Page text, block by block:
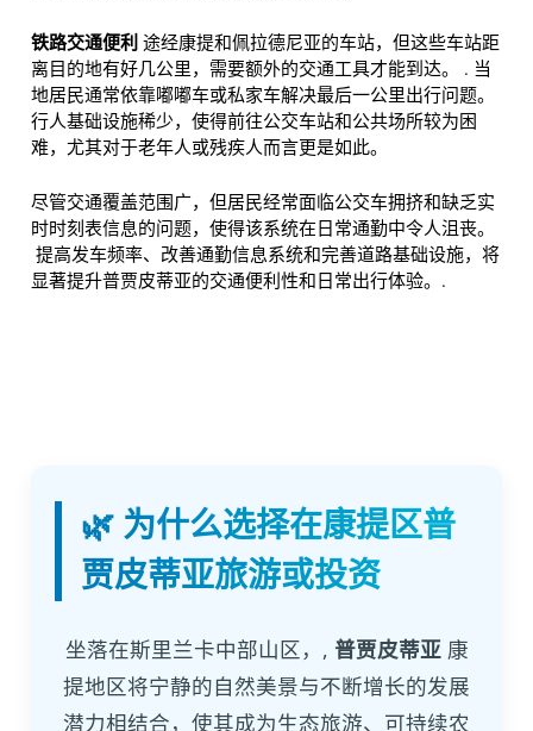
铁路交通便利 途经康提和佩拉德尼亚的车站，但这些车站距
离目的地有好几公里，需要额外的交通工具才能到达。 . 当
地居民通常依靠嘟嘟车或私家车解决最后一公里出行问题。
行人基础设施稀少，使得前往公交车站和公共场所较为困
难，尤其对于老年人或残疾人而言更是如此。
尽管交通覆盖范围广，但居民经常面临公交车拥挤和缺乏实
时时刻表信息的问题，使得该系统在日常通勤中令人沮丧。
提高发车频率、改善通勤信息系统和完善道路基础设施，将
显著提升普贾皮蒂亚的交通便利性和日常出行体验。.
🌿 为什么选择在康提区普
贾皮蒂亚旅游或投资
坐落在斯里兰卡中部山区，, 普贾皮蒂亚 康
提地区将宁静的自然美景与不断增长的发展
潜力相结合，使其成为生态旅游、可持续农